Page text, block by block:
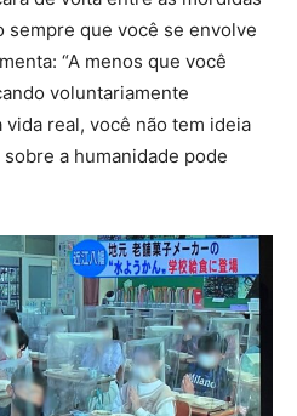
sempre que você se envolve
“A menos que você
voluntariamente
real, você não tem ideia
a humanidade pode